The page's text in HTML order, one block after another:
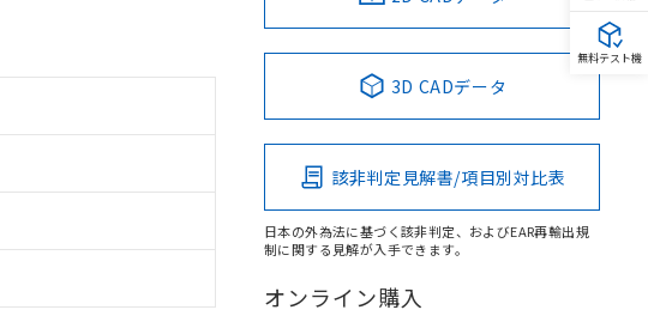
3D CADデータ
該非判定見解書/項目別対比表
日本の外為法に基づく該非判定、およびEAR再輸出規
制に関する見解が入手できます。
オンライン購入
無料テスト機